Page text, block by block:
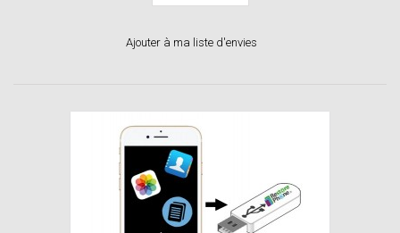
Ajouter à ma liste d'envies